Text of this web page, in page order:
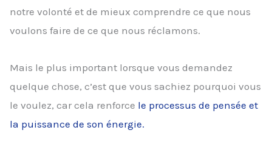
notre volonté et de mieux comprendre ce que nous
voulons faire de ce que nous réclamons.
Mais le plus important lorsque vous demandez
quelque chose, c’est que vous sachiez pourquoi vous
le voulez, car cela renforce le processus de pensée et
la puissance de son énergie.